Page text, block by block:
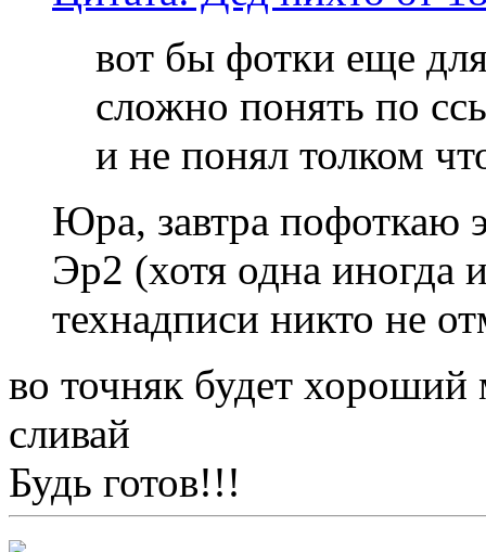
вот бы фотки еще
сложно понять по
и не понял толком
Юра, завтра пофоткаю
Эр2 (хотя одна иногда
технадписи никто не
во точняк будет
сливай
Будь готов!!!